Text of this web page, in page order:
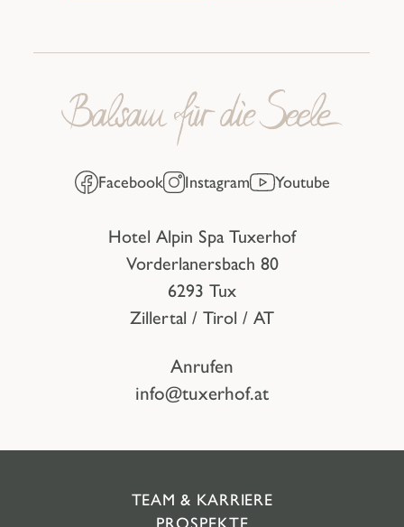
Facebook Instagram Youtube
Hotel Alpin Spa Tuxerhof
Vorderlanersbach 80
6293 Tux
Zillertal / Tirol / AT
Anrufen
info@tuxerhof.at
TEAM & KARRIERE